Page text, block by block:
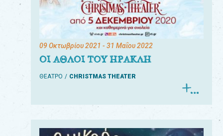
09 Οκτωβρίου 2021 - 31 Μαΐου 2022
ΟΙ ΑΘΛΟΙ ΤΟΥ ΗΡΑΚΛΗ
ΘΕΑΤΡΟ CHRISTMAS THEATER